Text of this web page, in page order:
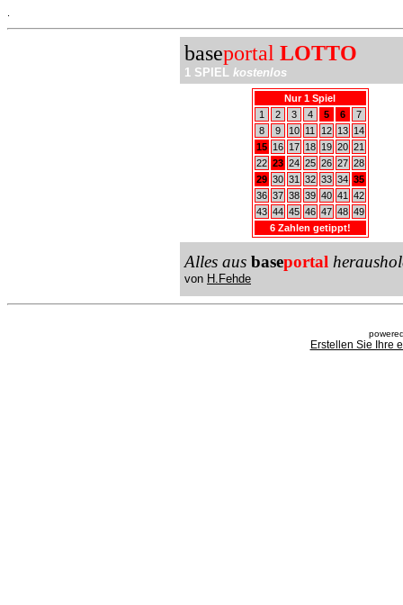
baseportal LOTTO
1 SPIEL kostenlos
Nur 1 Spiel
1
2 3 4 5 6
7
8
9 10 11 12 13
14
15
16 17 18 19 20 21
22 23 24 25 26 27 28
29 30 31 32 33 34 35
36 37 38 39 40 41
42
43 44 45 46 47 48 49
6 Zahlen getippt!
Alles aus baseportal
von H.Fehde
Erstellen Sie Ihre